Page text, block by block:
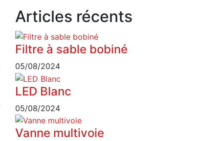
Articles récents
Filtre à sable bobiné
05/08/2024
LED Blanc
05/08/2024
Vanne multivoie